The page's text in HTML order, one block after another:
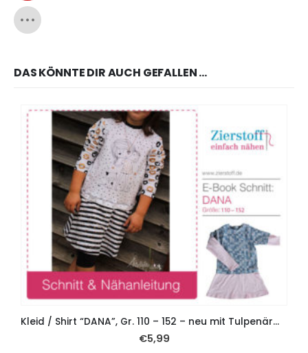
DAS KÖNNTE DIR AUCH GEFALLEN …
Kleid / Shirt “DANA”, Gr. 110 – 152 – neu mit Tulpenärmel
€5,99